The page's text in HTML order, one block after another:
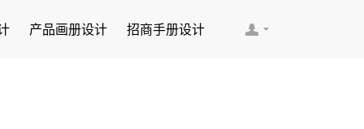
产品画册设计 招商手册设计